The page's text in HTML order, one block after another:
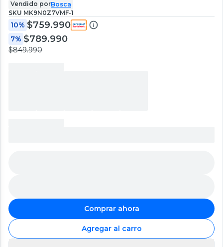
Vendido porBosca
SKU MK9N0Z7VMF-1
10% $759.990
7% $789.990
$849.990
Comprar ahora
Agregar al carro